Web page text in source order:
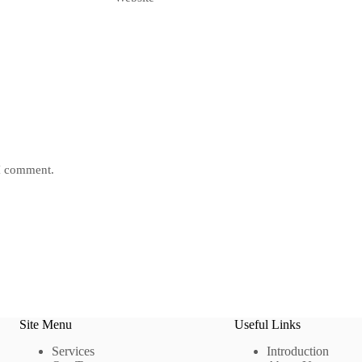
comment.
Site Menu
Services
Useful Links
Introduction